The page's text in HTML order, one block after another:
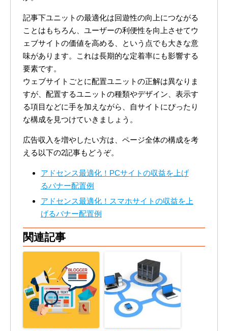
記事下ユニットの最適化は回遊性の向上につながる
ことはもちろん、ユーザーの利便性を向上させてウ
ェブサイトの価値を高める、という点でも大きな意
味があります。これは長期的な定着率にも影響する
要素です。
ウェブサイトごとに配置ユニットの正解は異なりま
すが、配置するユニットの種類やデザイン、表示す
る項目などに手を加えながら、自サイトにぴったり
な構成を見つけていきましょう。
広告収入を増やしたい方は、ページ全体の構成を考
える以下の2記事もどうぞ。
アドセンス最適化！PCサイトの収益を上げ
るバナー配置例
アドセンス最適化！スマホサイトの収益を上
げるバナー配置例
関連記事